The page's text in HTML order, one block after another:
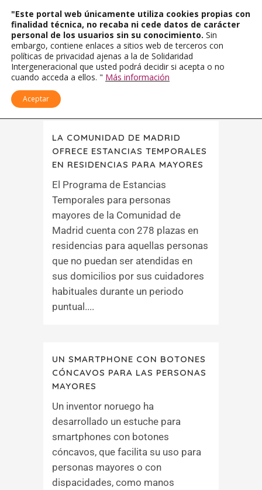
LA COMUNIDAD DE MADRID
OFRECE ESTANCIAS TEMPORALES
EN RESIDENCIAS PARA MAYORES
El Programa de Estancias
Temporales para personas
mayores de la Comunidad de
Madrid cuenta con 278 plazas en
residencias para aquellas personas
que no puedan ser atendidas en
sus domicilios por sus cuidadores
habituales durante un periodo
puntual....
UN SMARTPHONE CON BOTONES
CÓNCAVOS PARA LAS PERSONAS
MAYORES
Un inventor noruego ha
desarrollado un estuche para
smartphones con botones
cóncavos, que facilita su uso para
personas mayores o con
dispacidades, como manos
"Este portal web únicamente utiliza cookies propias con
finalidad técnica, no recaba ni cede datos de carácter
personal de los usuarios sin su conocimiento. Sin
embargo, contiene enlaces a sitios web de terceros con
políticas de privacidad ajenas a la de Solidaridad
Intergeneracional que usted podrá decidir si acepta o no
cuando acceda a ellos. " Más información
Aceptar